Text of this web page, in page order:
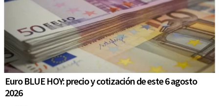
Euro BLUE HOY: precio y cotización de este 6 agosto
2026